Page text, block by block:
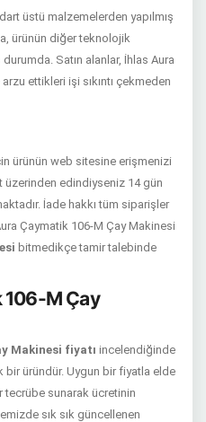
üstü malzemelerden yapılmış
ürünün diğer teknolojik
Satın alanlar, İhlas Aura
ettikleri işi sıkıntı çekmeden
ürünün web sitesine erişmenizi
üzerinden edindiyseniz 14 gün
İade hakkı tüm siparişler
Çaymatik 106-M Çay Makinesi
bitmedikçe tamir talebinde
106-M Çay
Makinesi fiyatı incelendiğinde
üründür. Uygun bir fiyatla elde
sunarak ücretinin
sık sık güncellenen